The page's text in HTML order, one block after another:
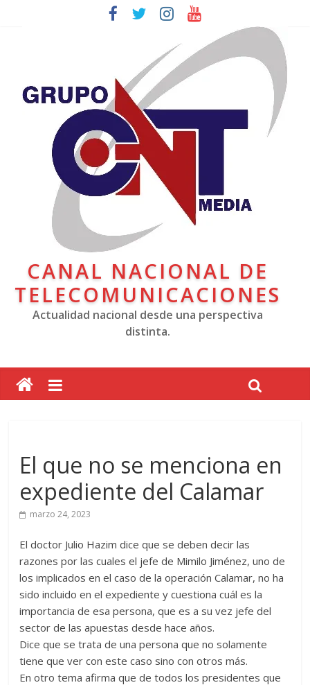
CANAL NACIONAL DE
TELECOMUNICACIONES
Actualidad nacional desde una perspectiva
distinta.
El que no se menciona en
expediente del Calamar
marzo 24, 2023
El doctor Julio Hazim dice que se deben decir las
razones por las cuales el jefe de Mimilo Jiménez, uno de
los implicados en el caso de la operación Calamar, no ha
sido incluido en el expediente y cuestiona cuál es la
importancia de esa persona, que es a su vez jefe del
sector de las apuestas desde hace años.
Dice que se trata de una persona que no solamente
tiene que ver con este caso sino con otros más.
En otro tema afirma que de todos los presidentes que